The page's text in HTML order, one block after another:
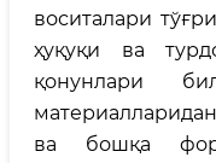
воситалари
ҳуқуқи ва
қонунлари
ва бошқа